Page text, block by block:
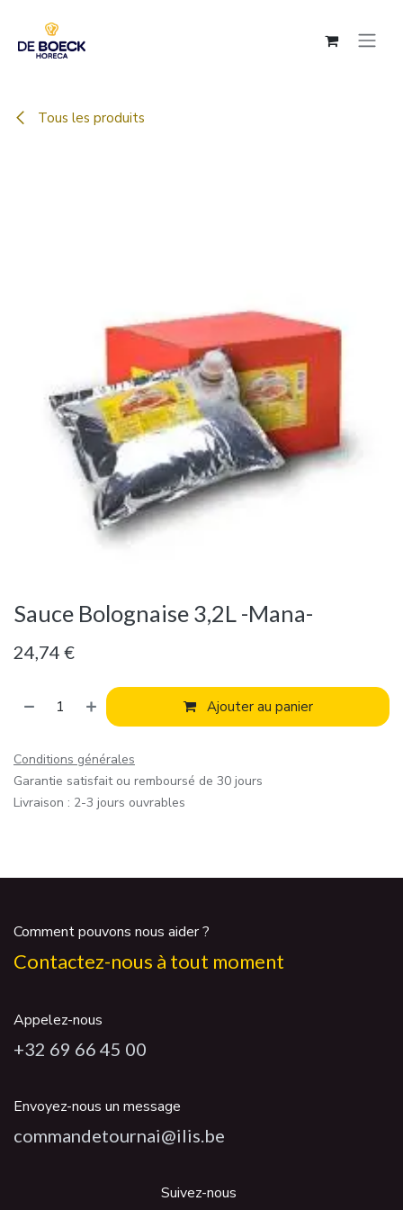
Tous les produits
Sauce Bolognaise 3,2L -Mana-
24,74 €
Ajouter au panier
Conditions générales
Garantie satisfait ou remboursé de 30 jours
Livraison : 2-3 jours ouvrables
Comment pouvons nous aider ?
Contactez-nous à tout moment
Appelez-nous
+32 69 66 45 00
Envoyez-nous un message
commandetournai@ilis.be
Suivez-nous